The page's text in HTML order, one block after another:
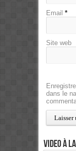
Email *
Site web
dans le
Video à